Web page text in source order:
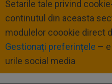
Setarile tale privind
continutul din aceasta
modulelor coookie direct
Gestionați preferințele –
urile social media